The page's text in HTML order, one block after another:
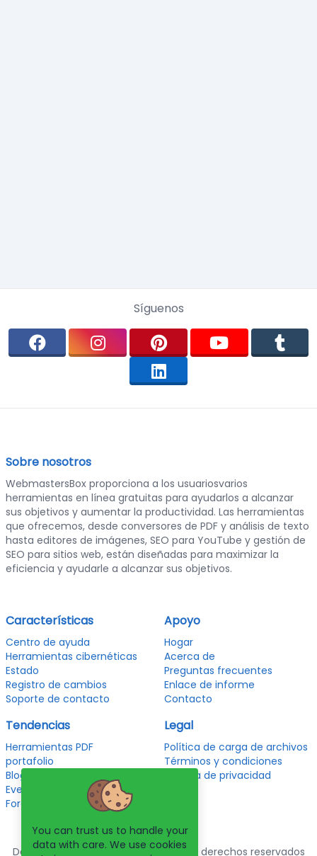
Síguenos
Sobre nosotros
WebmastersBox proporciona a los usuariosvarios
herramientas en línea gratuitas para ayudarlos a alcanzar
sus objetivos y aumentar la productividad. Las herramientas
que ofrecemos, desde conversores de PDF y análisis de texto
hasta editores de imágenes, SEO para YouTube y gestión de
SEO para sitios web, están diseñadas para maximizar la
eficiencia y ayudarle a alcanzar sus objetivos.
Características
Centro de ayuda
Herramientas cibernéticas
Estado
Registro de cambios
Soporte de contacto
Apoyo
Hogar
Acerca de
Preguntas frecuentes
Enlace de informe
Contacto
Tendencias
Herramientas PDF
portafolio
Blog
Eventos
Foros
Legal
Política de carga de archivos
Términos y condiciones
política de privacidad
Derechos de autor © 2026. Todos los derechos reservados
You can trust us to handle your
data with care. We use cookies